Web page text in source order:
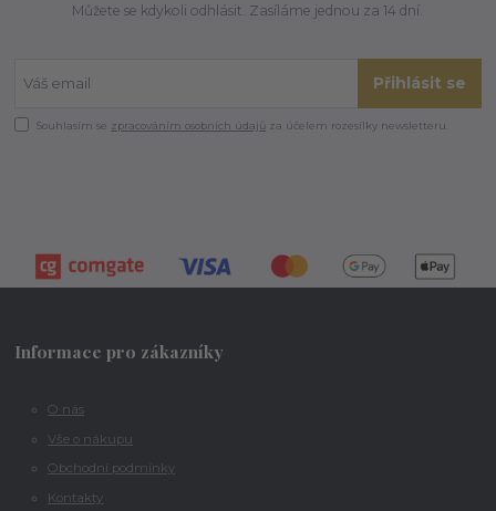
Můžete se kdykoli odhlásit. Zasíláme jednou za 14 dní.
Přihlásit se
Souhlasím se zpracováním osobních údajů za účelem rozesílky newsletteru.
Informace pro zákazníky
O nás
Vše o nákupu
Obchodní podmínky
Kontakty